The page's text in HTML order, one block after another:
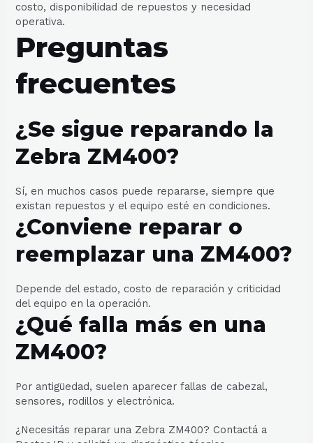
costo, disponibilidad de repuestos y necesidad
operativa.
Preguntas
frecuentes
¿Se sigue reparando la
Zebra ZM400?
Sí, en muchos casos puede repararse, siempre que
existan repuestos y el equipo esté en condiciones.
¿Conviene reparar o
reemplazar una ZM400?
Depende del estado, costo de reparación y criticidad
del equipo en la operación.
¿Qué falla más en una
ZM400?
Por antigüedad, suelen aparecer fallas de cabezal,
sensores, rodillos y electrónica.
¿Necesitás reparar una Zebra ZM400? Contactá a